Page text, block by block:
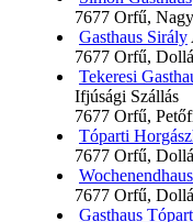
7677 Orfű,
Gasthaus Sirály
7677 Orfű,
Tekeresi
Ifjúsági Szállás
7677 Orfű,
Tóparti
7677 Orfű,
7677 Orfű,
Gasthaus